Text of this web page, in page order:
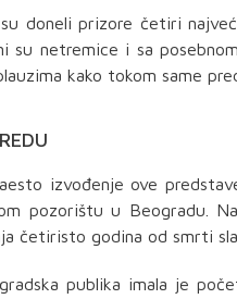
doneli prizore četiri
su netremice i sa
kako tokom same
izvođenje ove
pozorištu u Beogradu.
četiristo godina od smrti
publika imala je